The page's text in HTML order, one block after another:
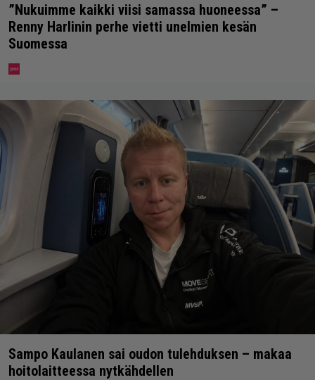
”Nukuimme kaikki viisi samassa huoneessa” –
Renny Harlinin perhe vietti unelmien kesän
Suomessa
Sampo Kaulanen sai oudon tulehduksen – makaa
hoitolaitteessa nytkähdellen